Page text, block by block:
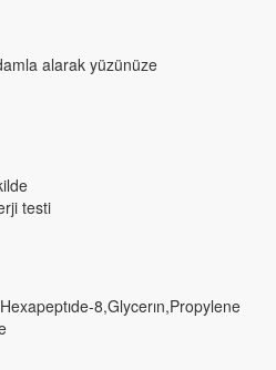
alarak yüzünüze
testi
8,Glycerın,Propylene